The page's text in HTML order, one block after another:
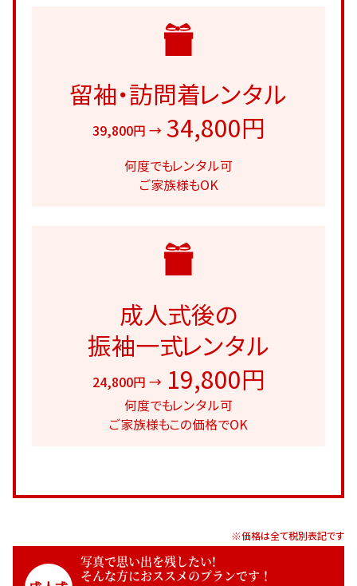
留袖・訪問着レンタル
39,800円 → 34,800円
何度でもレンタル可
ご家族様もOK
成人式後の
振袖一式レンタル
24,800円 → 19,800円
何度でもレンタル可
ご家族様もこの価格でOK
※価格は全て税別表記です
写真で思い出を残したい!
そんな方におススメのプランです！